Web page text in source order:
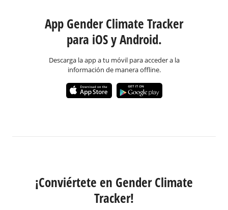
App Gender Climate Tracker
para iOS y Android.
Descarga la app a tu móvil para acceder a la
información de manera offline.
¡Conviértete en Gender Climate
Tracker!